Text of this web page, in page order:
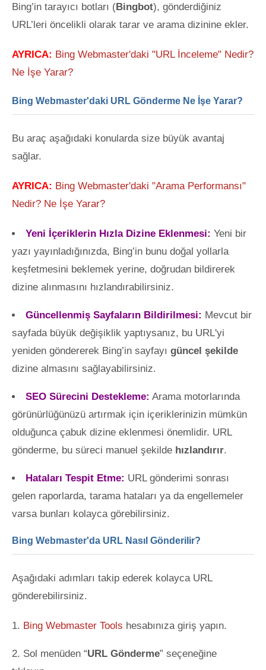
Bing’in tarayıcı botları (Bingbot), gönderdiğiniz
URL’leri öncelikli olarak tarar ve arama dizinine ekler.
AYRICA: Bing Webmaster'daki "URL İnceleme" Nedir?
Ne İşe Yarar?
Bing Webmaster'daki URL Gönderme Ne İşe Yarar?
Bu araç aşağıdaki konularda size büyük avantaj
sağlar.
AYRICA: Bing Webmaster'daki "Arama Performansı"
Nedir? Ne İşe Yarar?
Yeni İçeriklerin Hızla Dizine Eklenmesi: Yeni bir
yazı yayınladığınızda, Bing’in bunu doğal yollarla
keşfetmesini beklemek yerine, doğrudan bildirerek
dizine alınmasını hızlandırabilirsiniz.
Güncellenmiş Sayfaların Bildirilmesi: Mevcut bir
sayfada büyük değişiklik yaptıysanız, bu URL'yi
yeniden göndererek Bing’in sayfayı güncel şekilde
dizine almasını sağlayabilirsiniz.
SEO Sürecini Destekleme: Arama motorlarında
görünürlüğünüzü artırmak için içeriklerinizin mümkün
olduğunca çabuk dizine eklenmesi önemlidir. URL
gönderme, bu süreci manuel şekilde hızlandırır.
Hataları Tespit Etme: URL gönderimi sonrası
gelen raporlarda, tarama hataları ya da engellemeler
varsa bunları kolayca görebilirsiniz.
Bing Webmaster'da URL Nasıl Gönderilir?
Aşağıdaki adımları takip ederek kolayca URL
gönderebilirsiniz.
Bing Webmaster Tools hesabınıza giriş yapın.
Sol menüden “URL Gönderme” seçeneğine